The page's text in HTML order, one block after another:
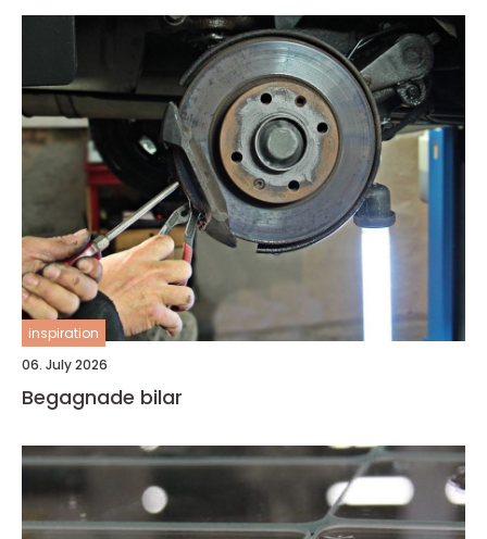
inspiration
06. July 2026
Begagnade bilar